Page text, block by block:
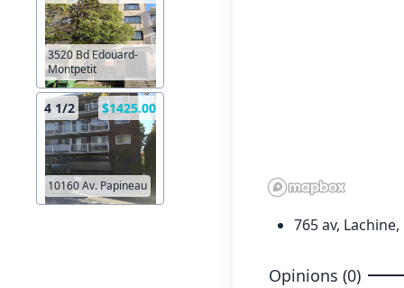
3520 Bd Edouard-
Montpetit
4 1/2 $1425.00
10160 Av. Papineau
765 av,
Opinions (0)